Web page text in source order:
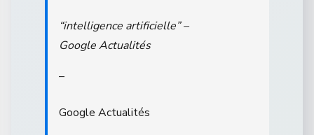
“intelligence artificielle” –
Google Actualités
–
Google Actualités